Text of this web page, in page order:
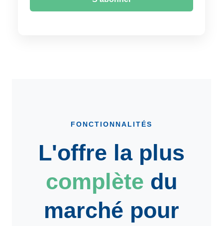
FONCTIONNALITÉS
L'offre la plus
complète du
marché pour